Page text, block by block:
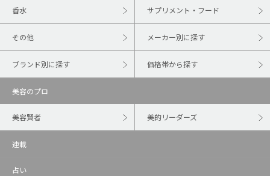
香水 サプリメント・フード
その他 メーカー別に探す
ブランド別に探す 価格帯から探す
美容のプロ
美容賢者 美的リーダーズ
連載
占い